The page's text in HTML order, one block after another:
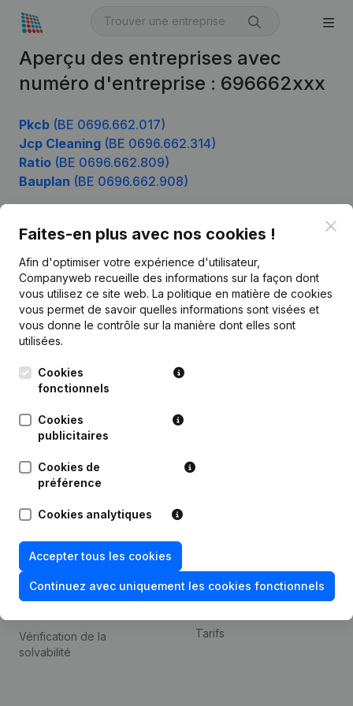
Aperçu des entreprises avec
numéro d'entreprise : 696662xxx
Pkcb (BE 0696.662.017)
Jcp Cleaning (BE 0696.662.314)
Ratio (BE 0696.662.809)
Bauplan (BE 0696.662.908)
Faites-en plus avec nos cookies !
Afin d'optimiser votre expérience d'utilisateur,
Companyweb recueille des informations sur la façon dont
vous utilisez ce site web. La politique en matière de cookies
vous permet de savoir quelles informations sont visées et
vous donne le contrôle sur la manière dont elles sont
utilisées.
Cookies
fonctionnels
Cookies
publicitaires
Cookies de
préférence
Cookies analytiques
Accepter tous les cookies
Continuez avec uniquement les cookies fonctionnels
Français
Leuvensesteenweg
248D,
Produit
Informations d’entreprise
Monitoring
Recherche internationale
Thème
de la fraude
Consulter des comptes
annuels
Recherche de numéro de
Vérification de la
solvabilité
Contact
Tarifs